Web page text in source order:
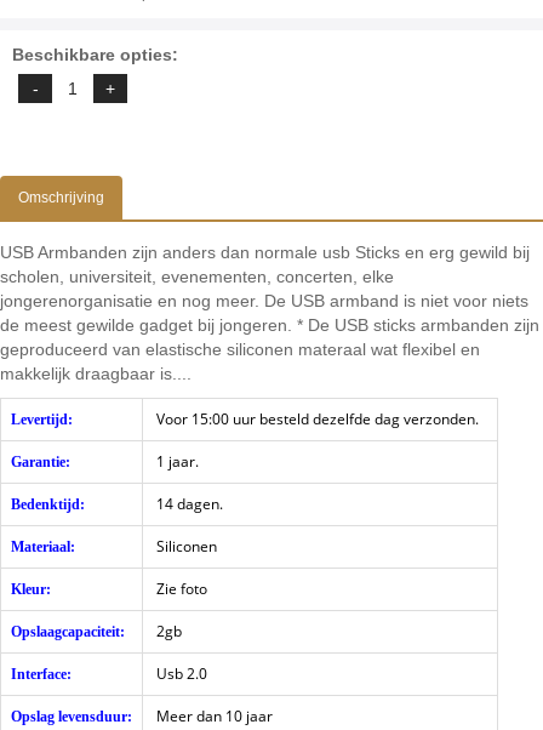
Beschikbare opties:
Omschrijving
USB Armbanden zijn anders dan normale usb Sticks en erg gewild bij
scholen, universiteit, evenementen, concerten, elke
jongerenorganisatie en nog meer. De USB armband is niet voor niets
de meest gewilde gadget bij jongeren. * De USB sticks armbanden zijn
geproduceerd van elastische siliconen materaal wat flexibel en
makkelijk draagbaar is....
Levertijd: Voor 15:00 uur besteld dezelfde dag verzonden.
Garantie: 1 jaar.
Bedenktijd: 14 dagen.
Materiaal: Siliconen
Kleur: Zie foto
Opslaagcapaciteit: 2gb
Interface: Usb 2.0
Opslag levensduur: Meer dan 10 jaar